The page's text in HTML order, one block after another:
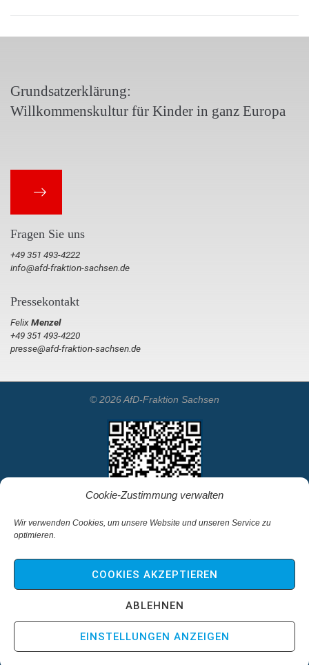
Cookie-Zustimmung verwalten
Wir verwenden Cookies, um unsere Website und unseren Service zu
optimieren.
COOKIES AKZEPTIEREN
ABLEHNEN
EINSTELLUNGEN ANZEIGEN
Grundsatzerklärung:
Willkommenskultur für Kinder in ganz Europa
Fragen Sie uns
+49 351 493-4222
info@afd-fraktion-sachsen.de
Pressekontakt
FelixMenzel
+49 351 493-4220
presse@afd-fraktion-sachsen.de
© 2026 AfD-Fraktion Sachsen
Startseite
Kontakt
Impressum & Haftungsausschluss
Datenschutz